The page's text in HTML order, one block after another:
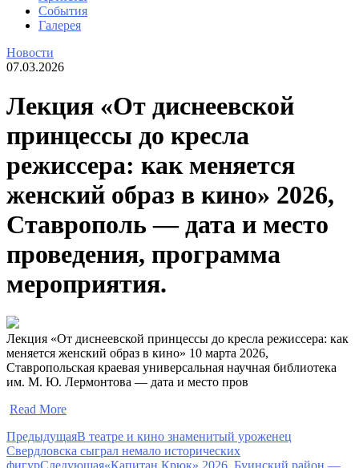
События
Галерея
Новости
07.03.2026
Лекция «От диснеевской
принцессы до кресла
режиссера: как меняется
женский образ в кино» 2026,
Ставрополь — дата и место
проведения, программа
мероприятия.
Лекция «От диснеевской принцессы до кресла режиссера: как
меняется женский образ в кино» 10 марта 2026,
Ставропольская краевая универсальная научная библиотека
им. М. Ю. Лермонтова — дата и место пров
Read More
ПредыдущаяВ театре и кино знаменитый уроженец
Свердловска сыграл немало исторических